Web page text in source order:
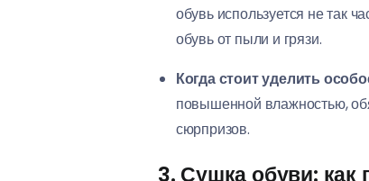
обувь используется не так
обувь от пыли и грязи.
Когда стоит уделить
повышенной влажностью,
сюрпризов.
3. Сушка обуви: как